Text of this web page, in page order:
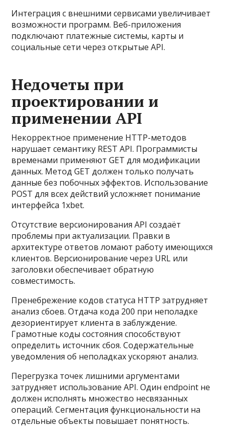
Интеграция с внешними сервисами увеличивает
возможности программ. Веб-приложения
подключают платежные системы, карты и
социальные сети через открытые API.
Недочеты при
проектировании и
применении API
Некорректное применение HTTP-методов
нарушает семантику REST API. Программисты
временами применяют GET для модификации
данных. Метод GET должен только получать
данные без побочных эффектов. Использование
POST для всех действий усложняет понимание
интерфейса 1xbet.
Отсутствие версионирования API создаёт
проблемы при актуализации. Правки в
архитектуре ответов ломают работу имеющихся
клиентов. Версионирование через URL или
заголовки обеспечивает обратную
совместимость.
Пренебрежение кодов статуса HTTP затрудняет
анализ сбоев. Отдача кода 200 при неполадке
дезориентирует клиента в заблуждение.
Грамотные коды состояния способствуют
определить источник сбоя. Содержательные
уведомления об неполадках ускоряют анализ.
Перегрузка точек лишними аргументами
затрудняет использование API. Один endpoint не
должен исполнять множество несвязанных
операций. Сегментация функциональности на
отдельные объекты повышает понятность.